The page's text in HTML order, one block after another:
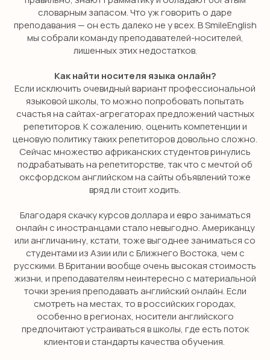
словарным запасом. Что уж говорить о даре
преподавания — он есть далеко не у всех. В SmileEnglish
мы собрали команду преподавателей-носителей,
лишенных этих недостатков.
Как найти носителя языка онлайн?
Если исключить очевидный вариант профессиональной
языковой школы, то можно попробовать попытать
счастья на сайтах-агрегаторах предложений частных
репетиторов. К сожалению, оценить компетенции и
ценовую политику таких репетиторов довольно сложно.
Сейчас множество африканских студентов ринулись
подрабатывать на репетиторстве, так что с мечтой об
оксфордском английском на сайты объявлений тоже
вряд ли стоит ходить.
Благодаря скачку курсов доллара и евро заниматься
онлайн с иностранцами стало невыгодно. Американцу
или англичанину, кстати, тоже выгоднее заниматься со
студентами из Азии или с Ближнего Востока, чем с
русскими. В Британии вообще очень высокая стоимость
жизни, и преподавателям неинтересно с материальной
точки зрения преподавать английский онлайн. Если
смотреть на местах, то в российских городах,
особенно в регионах, носители английского
предпочитают устраиваться в школы, где есть поток
клиентов и стандарты качества обучения.
ОТПРАВИТЬ
SMILE ENGLISH
SCHOOL
откройте для себя новый уровень
владения английским!